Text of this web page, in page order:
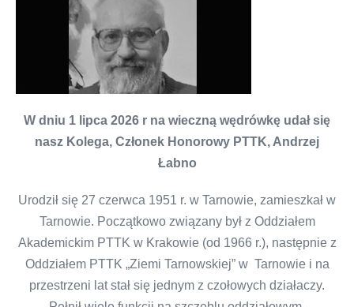
W dniu 1 lipca 2026 r na wieczną wędrówkę udał się
nasz Kolega, Członek Honorowy PTTK, Andrzej
Łabno
Urodził się 27 czerwca 1951 r. w Tarnowie, zamieszkał w
Tarnowie. Początkowo związany był z Oddziałem
Akademickim PTTK w Krakowie (od 1966 r.), następnie z
Oddziałem PTTK „Ziemi Tarnowskiej” w Tarnowie i na
przestrzeni lat stał się jednym z czołowych działaczy.